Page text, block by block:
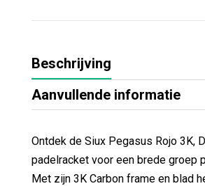
Beschrijving
Aanvullende informatie
Ontdek de Siux Pegasus Rojo 3K,
padelracket voor een brede groep
Met zijn 3K Carbon frame en blad